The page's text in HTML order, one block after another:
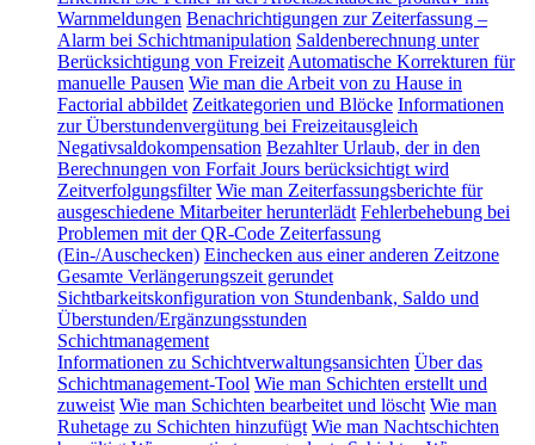
Warnmeldungen Benachrichtigungen zur Zeiterfassung –
Alarm bei Schichtmanipulation Saldenberechnung unter
Berücksichtigung von Freizeit Automatische Korrekturen für
manuelle Pausen Wie man die Arbeit von zu Hause in
Factorial abbildet Zeitkategorien und Blöcke Informationen
zur Überstundenvergütung bei Freizeitausgleich
Negativsaldokompensation Bezahlter Urlaub, der in den
Berechnungen von Forfait Jours berücksichtigt wird
Zeitverfolgungsfilter Wie man Zeiterfassungsberichte für
ausgeschiedene Mitarbeiter herunterlädt Fehlerbehebung bei
Problemen mit der QR-Code Zeiterfassung
(Ein-/Auschecken) Einchecken aus einer anderen Zeitzone
Gesamte Verlängerungszeit gerundet
Sichtbarkeitskonfiguration von Stundenbank, Saldo und
Überstunden/Ergänzungsstunden
Schichtmanagement
Informationen zu Schichtverwaltungsansichten Über das
Schichtmanagement-Tool Wie man Schichten erstellt und
zuweist Wie man Schichten bearbeitet und löscht Wie man
Ruhetage zu Schichten hinzufügt Wie man Nachtschichten